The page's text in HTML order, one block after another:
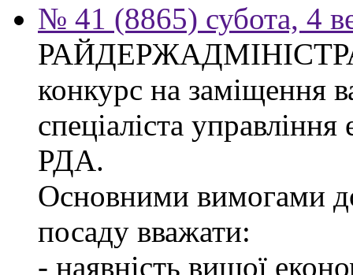
№ 41 (8865) субота, 4
конкурс на заміщення
спеціаліста
РДА.
Основними вимогами
посаду вважати:
- наявність вищої